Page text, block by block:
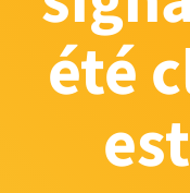
été